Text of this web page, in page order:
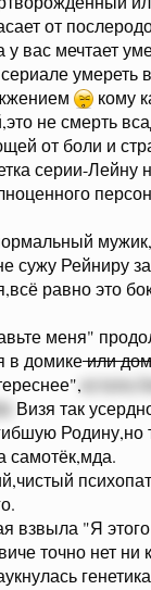
от
у вас мечтает
умереть
кому
не смерть
от боли и
серии-Лейну
сужу Рейниру
равно это
меня"
в домикеили
Визя так
Родину,но
самотёк,мда.
взвыла "Я
точно нет ни